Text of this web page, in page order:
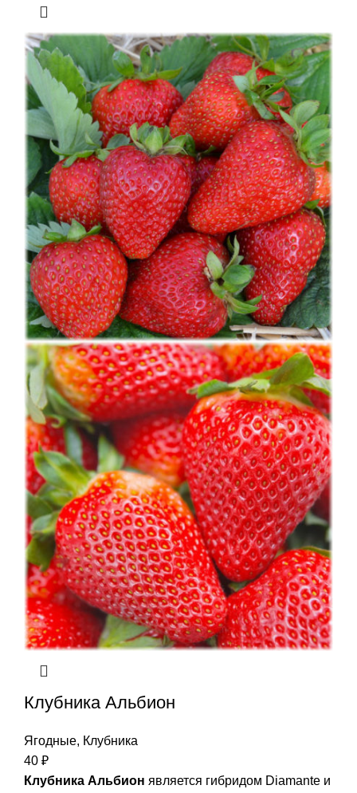
Клубника Альбион
Ягодные, Клубника
40 ₽
Клубника Альбион является гибридом Diamante и